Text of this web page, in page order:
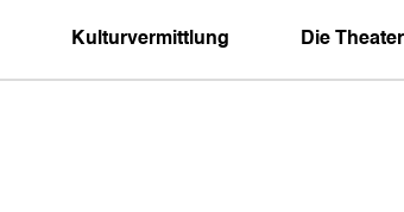
Kulturvermittlung Die Theater